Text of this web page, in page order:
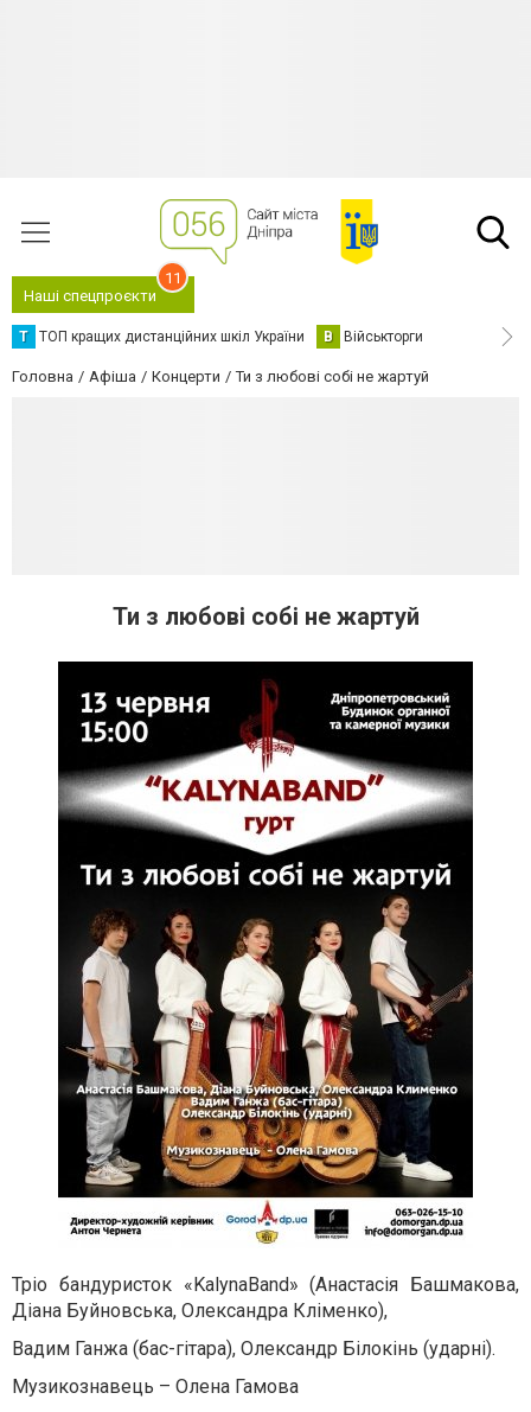
Наші спецпроєкти
11
Т ТОП кращих дистанційних шкіл України В Військторги
Головна Афіша Концерти Ти з любові собі не жартуй
Ти з любові собі не жартуй
Тріо бандуристок «KalynaBand» (Анастасія Башмакова,
Діана Буйновська, Олександра Кліменко),
Вадим Ганжа (бас-гітара), Олександр Білокінь (ударні).
Музикознавець – Олена Гамова